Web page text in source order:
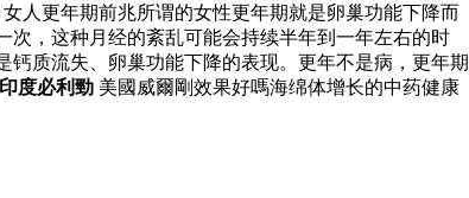
女人更年期前兆所谓的女性更年期就是卵巢功能下降而
，这种月经的紊乱可能会持续半年到一年左右的时
质流失、卵巢功能下降的表现。更年不是病，更年期
印度必利勁 美國威爾剛效果好嗎海绵体增长的中药健康